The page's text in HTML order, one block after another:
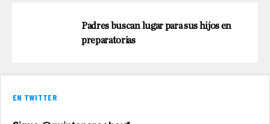
Padres buscan lugar para sus hijos en
preparatorias
EN TWITTER